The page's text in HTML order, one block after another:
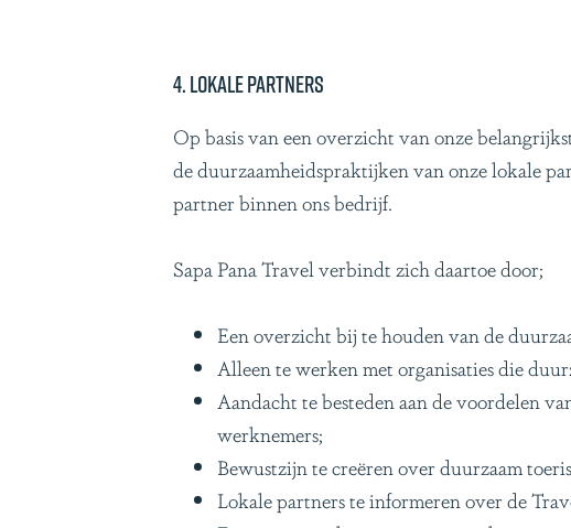
4. Lokale partners
Op basis van een overzicht van onze
de duurzaamheidspraktijken van onze lokale
partner binnen ons bedrijf.
Sapa Pana Travel verbindt zich daartoe door;
Een overzicht bij te houden van de
Alleen te werken met organisaties die
Aandacht te besteden aan de voordelen
werknemers;
Bewustzijn te creëren over duurzaam
Lokale partners te informeren over de